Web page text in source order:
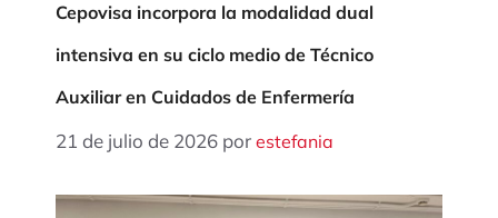
Cepovisa incorpora la modalidad dual
intensiva en su ciclo medio de Técnico
Auxiliar en Cuidados de Enfermería
21 de julio de 2026 por estefania